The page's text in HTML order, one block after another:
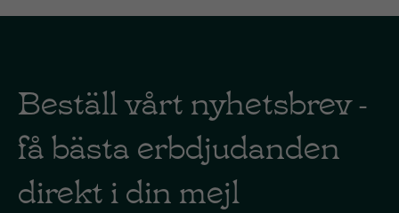
Beställ vårt nyhetsbrev -
få bästa erbdjudanden
direkt i din mejl